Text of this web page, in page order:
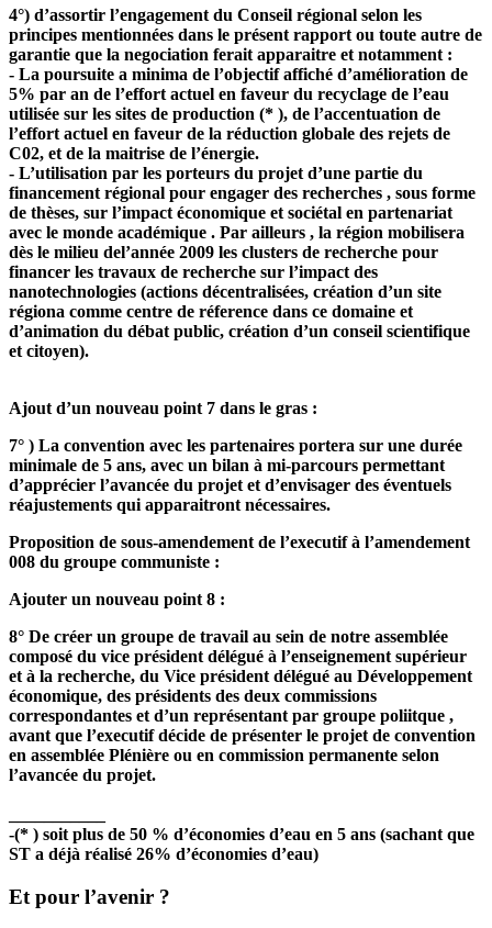
4°) d’assortir l’engagement du Conseil régional selon les
principes mentionnées dans le présent rapport ou toute autre de
garantie que la negociation ferait apparaitre et notamment :
- La poursuite a minima de l’objectif affiché d’amélioration de
5% par an de l’effort actuel en faveur du recyclage de l’eau
utilisée sur les sites de production (* ), de l’accentuation de
l’effort actuel en faveur de la réduction globale des rejets de
C02, et de la maitrise de l’énergie.
- L’utilisation par les porteurs du projet d’une partie du
financement régional pour engager des recherches , sous forme
de thèses, sur l’impact économique et sociétal en partenariat
avec le monde académique . Par ailleurs , la région mobilisera
dès le milieu del’année 2009 les clusters de recherche pour
financer les travaux de recherche sur l’impact des
nanotechnologies (actions décentralisées, création d’un site
régiona comme centre de réference dans ce domaine et
d’animation du débat public, création d’un conseil scientifique
et citoyen).
Ajout d’un nouveau point 7 dans le gras :
7° ) La convention avec les partenaires portera sur une durée
minimale de 5 ans, avec un bilan à mi-parcours permettant
d’apprécier l’avancée du projet et d’envisager des éventuels
réajustements qui apparaitront nécessaires.
Proposition de sous-amendement de l’executif à l’amendement
008 du groupe communiste :
Ajouter un nouveau point 8 :
8° De créer un groupe de travail au sein de notre assemblée
composé du vice président délégué à l’enseignement supérieur
et à la recherche, du Vice président délégué au Développement
économique, des présidents des deux commissions
correspondantes et d’un représentant par groupe poliitque ,
avant que l’executif décide de présenter le projet de convention
en assemblée Plénière ou en commission permanente selon
l’avancée du projet.
-(* ) soit plus de 50 % d’économies d’eau en 5 ans (sachant que
ST a déjà réalisé 26% d’économies d’eau)
Et pour l’avenir ?